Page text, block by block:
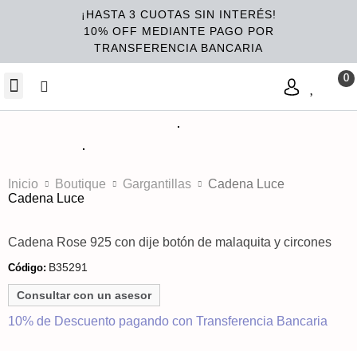
¡HASTA 3 CUOTAS SIN INTERÉS!
10% OFF MEDIANTE PAGO POR
TRANSFERENCIA BANCARIA
Inicio Boutique Gargantillas
Cadena Luce
Cadena Luce
Cadena Rose 925 con dije botón de malaquita y circones
Código: B35291
Consultar con un asesor
10% de Descuento pagando con Transferencia Bancaria